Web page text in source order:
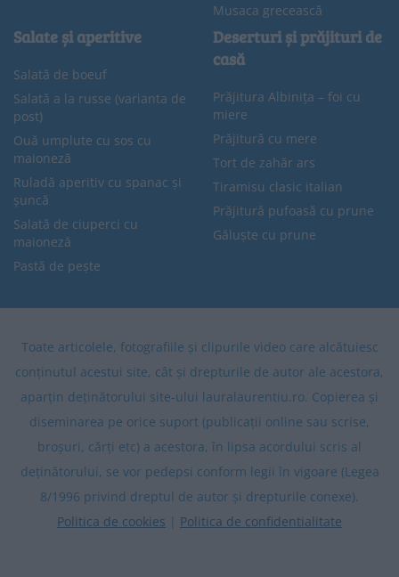
Musaca grecească
Salate și aperitive
Salată de boeuf
Salată a la russe (varianta de
post)
Ouă umplute cu sos cu
maioneză
Ruladă aperitiv cu spanac și
șuncă
Salată de ciuperci cu
maioneză
Pastă de pește
Deserturi și prăjituri de
casă
Prăjitura Albinița – foi cu
miere
Prăjitură cu mere
Tort de zahăr ars
Tiramisu clasic italian
Prăjitură pufoasă cu prune
Găluște cu prune
Toate articolele, fotografiile și clipurile video care alcătuiesc
conținutul acestui site, cât și drepturile de autor ale acestora,
aparțin deținătorului site-ului lauralaurentiu.ro. Copierea și
diseminarea pe orice suport (publicații online sau scrise,
broșuri, cărți etc) a acestora, în lipsa acordului scris al
deținătorului, se vor pedepsi conform legii în vigoare (Legea
8/1996 privind dreptul de autor și drepturile conexe).
Politica de cookies | Politica de confidentialitate